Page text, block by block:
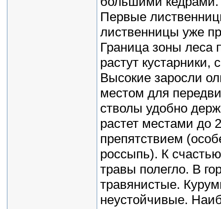
Первые
лиственницы уже
Граница зоны леса
растут
Высокие заросли
местом для
стволы удобно
растет местами до
препятствием
россыпь). К
травы полегло. В
травянистые.
неустойчивые.